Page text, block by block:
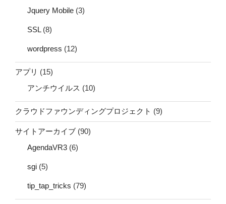
Jquery Mobile (3)
SSL(8)
wordpress (12)
アプリ (15)
アンチウイルス (10)
クラウドファウンディングプロジェクト (9)
サイトアーカイブ (90)
AgendaVR3 (6)
sgi (5)
tip_tap_tricks (79)